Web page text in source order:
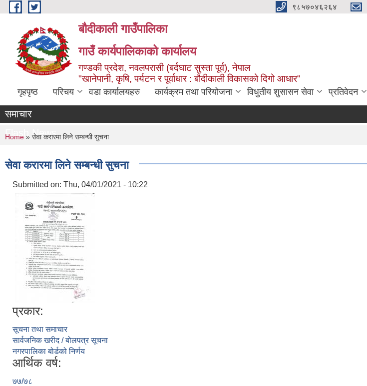
Skip to main content ९८५७०४६२६४
बौदीकाली गाउँपालिका
गाउँ कार्यपालिकाको कार्यालय
गण्डकी प्रदेश, नवलपरासी (बर्दघाट सुस्ता पूर्व), नेपाल
"खानेपानी, कृषि, पर्यटन र पूर्वाधार : बौदीकाली विकासको दिगो आधार"
गृहपृष्ठ परिचय वडा कार्यालयहरु कार्यक्रम तथा परियोजना विधुतीय शुसासन सेवा प्रतिवेदन
समाचार
Flash News
You are here
Home » सेवा करारमा लिने सम्बन्धी सुचना
सेवा करारमा लिने सम्बन्धी सुचना
Submitted on: Thu, 04/01/2021 - 10:22
प्रकार:
सूचना तथा समाचार
सार्वजनिक खरीद / बोलपत्र सूचना
नगरपालिका बोर्डको निर्णय
आर्थिक वर्ष:
७७/७८